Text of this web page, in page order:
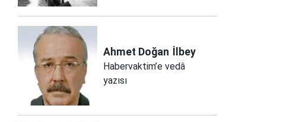
Ahmet Doğan İlbey
Habervaktim’e vedâ
yazısı